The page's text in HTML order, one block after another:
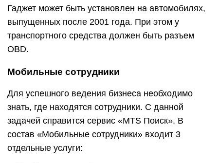
Гаджет может быть установлен на автомобилях,
выпущенных после 2001 года. При этом у
транспортного средства должен быть разъем
OBD.
Мобильные сотрудники
Для успешного ведения бизнеса необходимо
знать, где находятся сотрудники. С данной
задачей справится сервис «MTS Поиск». В
состав «Мобильные сотрудники» входит 3
отдельные услуги: